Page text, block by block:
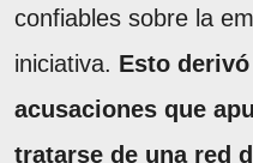
confiables sobre la
iniciativa. Esto
acusaciones que
tratarse de una red